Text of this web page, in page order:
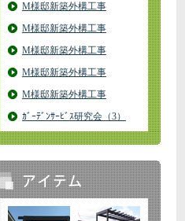
M様邸新築外構工事
M様邸新築外構工事
M様邸新築外構工事
M様邸新築外構工事
M様邸新築外構工事
ｶﾞｰﾃﾞﾝｻｰﾋﾞｽ研究会（3）